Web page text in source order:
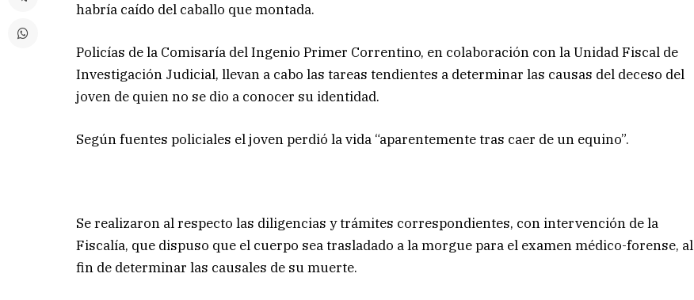
habría caído del caballo que montada.
Policías de la Comisaría del Ingenio Primer Correntino, en colaboración con la Unidad Fiscal de
Investigación Judicial, llevan a cabo las tareas tendientes a determinar las causas del deceso del
joven de quien no se dio a conocer su identidad.
Según fuentes policiales el joven perdió la vida “aparentemente tras caer de un equino”.
Se realizaron al respecto las diligencias y trámites correspondientes, con intervención de la
Fiscalía, que dispuso que el cuerpo sea trasladado a la morgue para el examen médico-forense, al
fin de determinar las causales de su muerte.